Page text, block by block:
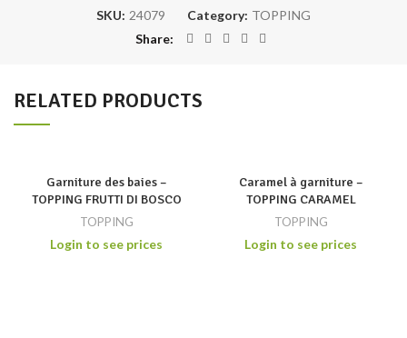
SKU: 24079 Category: TOPPING
Share
RELATED PRODUCTS
Garniture des baies –
TOPPING FRUTTI DI BOSCO
TOPPING
Login to see prices
Caramel à garniture –
TOPPING CARAMEL
TOPPING
Login to see prices